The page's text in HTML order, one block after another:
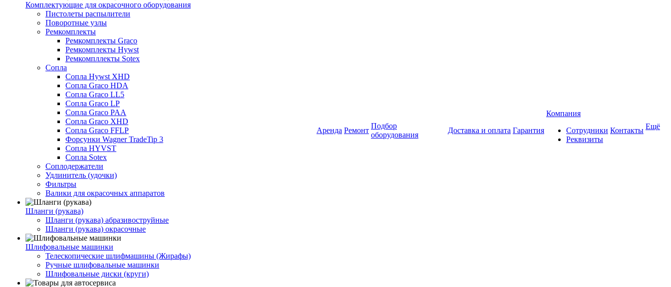
Комплектующие для окрасочного оборудования
Пистолеты распылители
Поворотные узлы
Ремкомплекты
Ремкомплекты Graco
Ремкомплекты Hywst
Ремкомпллекты Sotex
Сопла
Сопла Hywst XHD
Сопла Graco HDA
Сопла Graco LL5
Сопла Graco LP
Сопла Graco PAA
Сопла Graco XHD
Сопла Graco FFLP
Форсунки Wagner TradeTip 3
Сопла HYVST
Сопла Sotex
Соплодержатели
Удлинитель (удочки)
Фильтры
Валики для окрасочных аппаратов
Шланги (рукава)
Шланги (рукава) абразивоструйные
Шланги (рукава) окрасочные
Шлифовальные машинки
Телескопические шлифмашины (Жирафы)
Ручные шлифовальные машинки
Шлифовальные диски (круги)
Аренда Ремонт
Подбор
оборудования
Доставка и оплата Гарантия
Компания
Сотрудники
Реквизиты
Контакты Ещё